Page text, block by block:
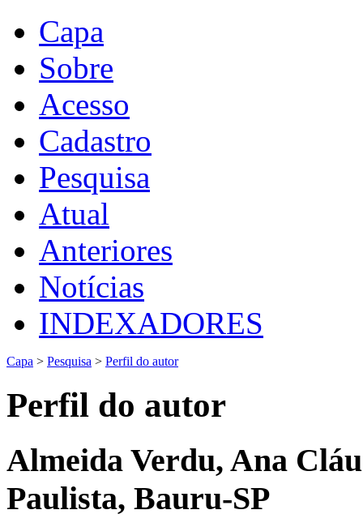
Capa
Sobre
Acesso
Cadastro
Pesquisa
Atual
Anteriores
Notícias
INDEXADORES
Capa > Pesquisa > Perfil do autor
Perfil do autor
Almeida Verdu, Ana
Paulista, Bauru-SP